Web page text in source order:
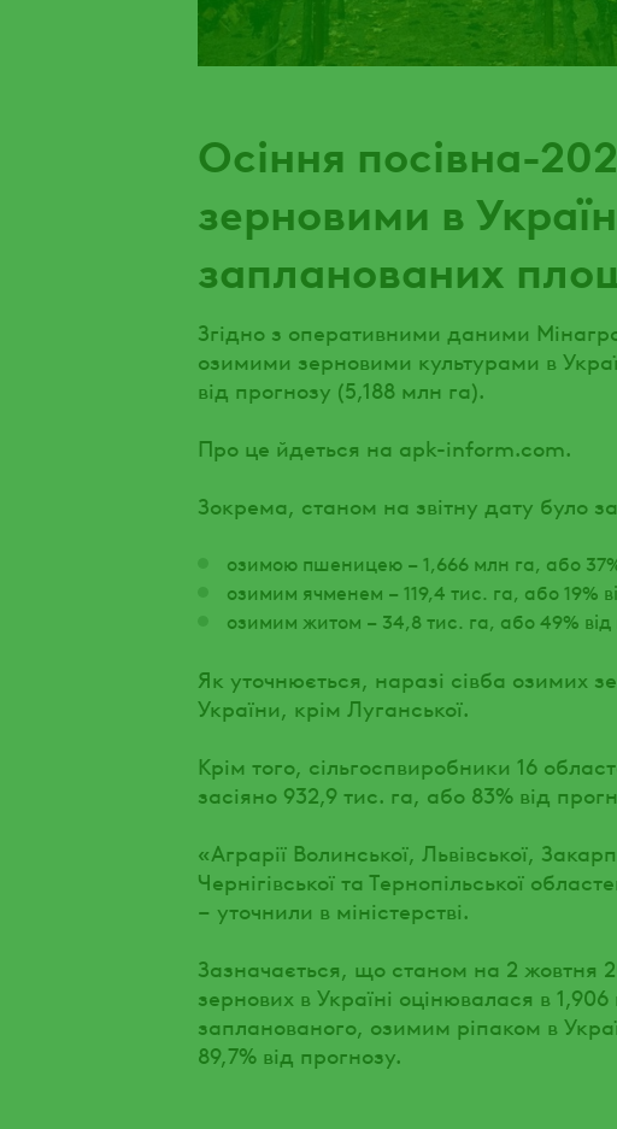
Осіння посівна-
зерновими в
запланованих
Згідно з оперативними даними
озимими зерновими культурами в
від прогнозу (5,188 млн га).
Про це йдеться на apk-inform.com.
Зокрема, станом на звітну дату було
озимою пшеницею – 1,666 млн га, або
озимим ячменем – 119,4 тис. га, або 19%
озимим житом – 34,8 тис. га, або 49% від
Як уточнюється, наразі сівба озимих
України, крім Луганської.
Крім того, сільгоспвиробники 16
засіяно 932,9 тис. га, або 83% від
«Аграрії Волинської, Львівської,
Чернігівської та Тернопільської
– уточнили в міністерстві.
Зазначається, що станом на 2 жовтня
зернових в Україні оцінювалася в
запланованого, озимим ріпаком в
89,7% від прогнозу.